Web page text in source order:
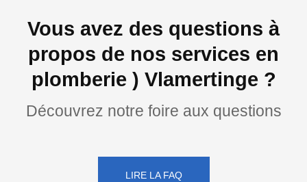
Vous avez des questions à
propos de nos services en
plomberie ) Vlamertinge ?
Découvrez notre foire aux questions
LIRE LA FAQ